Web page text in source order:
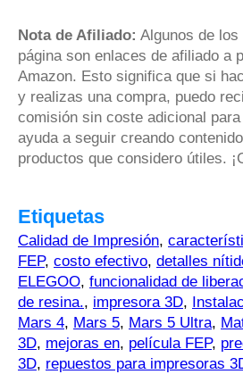
Nota de Afiliado: Algunos de
página son enlaces de afiliado a
Amazon. Esto significa que si
y realizas una compra, puedo
comisión sin coste adicional
ayuda a seguir creando
productos que considero útiles.
Etiquetas
Calidad de Impresión,
FEP, costo efectivo, detalles
ELEGOO, funcionalidad de
de resina., impresora 3D,
Mars 4, Mars 5, Mars 5 Ultra,
3D, mejoras en, película FEP,
3D, repuestos para impresoras